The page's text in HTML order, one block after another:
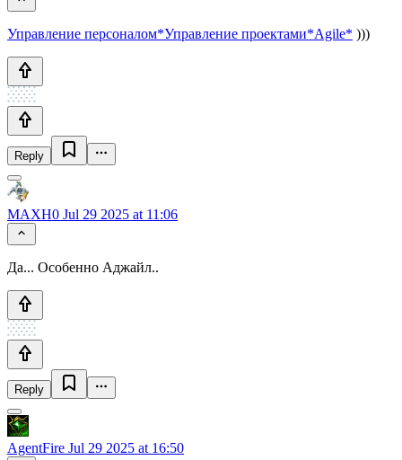
Управление персоналом*Управление проектами*Agile* )))
Reply
MAXH0 Jul 29 2025 at 11:06
Да... Особенно Аджайл..
Reply
AgentFire Jul 29 2025 at 16:50